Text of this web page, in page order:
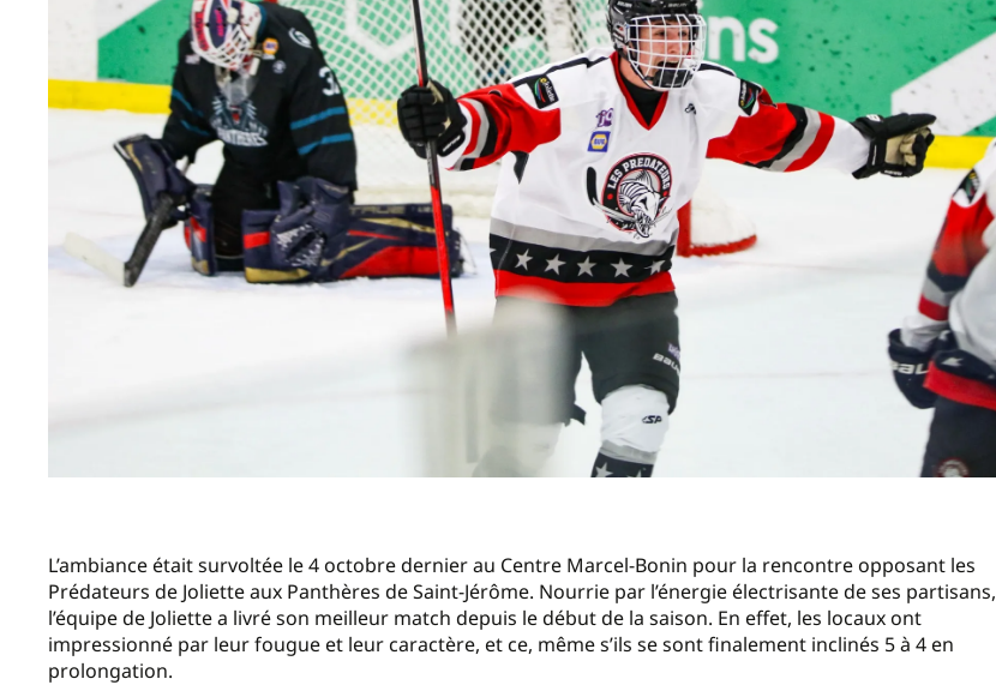
L’ambiance était survoltée le 4 octobre dernier au Centre Marcel-Bonin pour la rencontre opposant les
Prédateurs de Joliette aux Panthères de Saint-Jérôme. Nourrie par l’énergie électrisante de ses partisans,
l’équipe de Joliette a livré son meilleur match depuis le début de la saison. En effet, les locaux ont
impressionné par leur fougue et leur caractère, et ce, même s’ils se sont finalement inclinés 5 à 4 en
prolongation.